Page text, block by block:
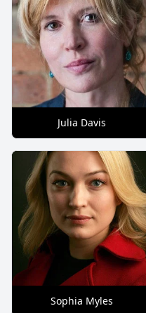
Julia Davis
Sophia Myles